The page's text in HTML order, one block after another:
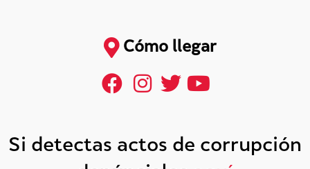
Cómo llegar
Si detectas actos de corrupción